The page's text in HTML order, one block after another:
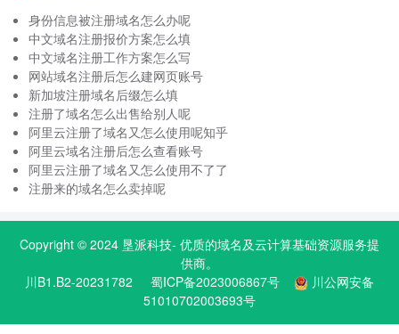
身份信息被注册域名怎么办呢
中文域名注册报价方案怎么填
中文域名注册工作方案怎么写
网站域名注册后怎么建网页账号
新加坡注册域名后缀怎么填
注册了域名怎么出售给别人呢
阿里云注册了域名又怎么使用呢知乎
阿里云域名注册后怎么查看账号
阿里云注册了域名又怎么使用不了了
注册来的域名怎么卖掉呢
Copyright © 2024 垦派科技- 优质的域名及云计算基础资源服务提
供商。
川B1.B2-20231782
蜀ICP备2023006867号
川公网安备
51010702003693号